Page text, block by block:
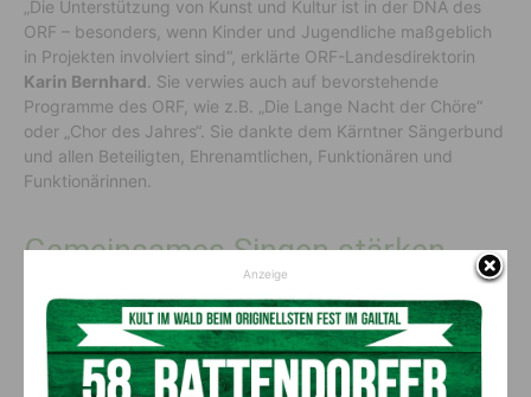
„Die Unterstützung von Kunst und Kultur ist in der DNA des
ORF – besonders, wenn Kinder und Jugendliche maßgeblich
in Projekten involviert sind“, erklärte ORF-Landesdirektorin
Karin Bernhard . Sie verwies auch auf bevorstehende
Programme des ORF, wie z.B. „Die Lange Nacht der Chöre“
oder „Chor des Jahres“. Sie dankte dem Kärntner Sängerbund
und allen Beteiligten, Ehrenamtlichen, Funktionären und
Funktionärinnen.
Gemeinsames Singen stärken
Der Vorsitzende des Musikrates,Christof Mörtl, und
Bernhard Zlanabitnigvom Kärntner Sängerbund betonten
die Bedeutung von Musik in der Entwicklung von jungen
Menschen. Durch die Veröffentlichung des neuen Bandes
Anzeige